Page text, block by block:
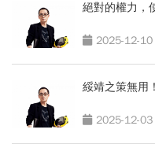
絕對的權力，
2025-12-10
綏靖之策無用
2025-12-03